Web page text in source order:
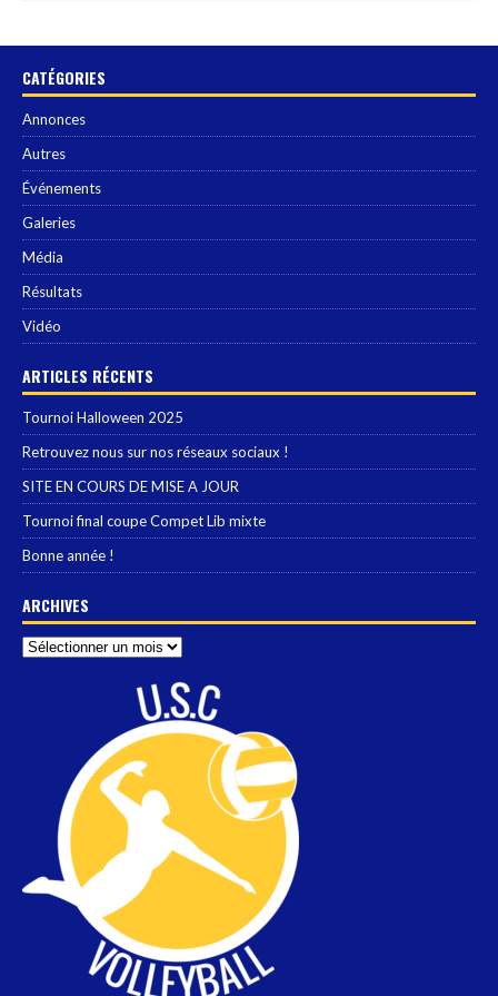
CATÉGORIES
Annonces
Autres
Événements
Galeries
Média
Résultats
Vidéo
ARTICLES RÉCENTS
Tournoi Halloween 2025
Retrouvez nous sur nos réseaux sociaux !
SITE EN COURS DE MISE A JOUR
Tournoi final coupe Compet Lib mixte
Bonne année !
ARCHIVES